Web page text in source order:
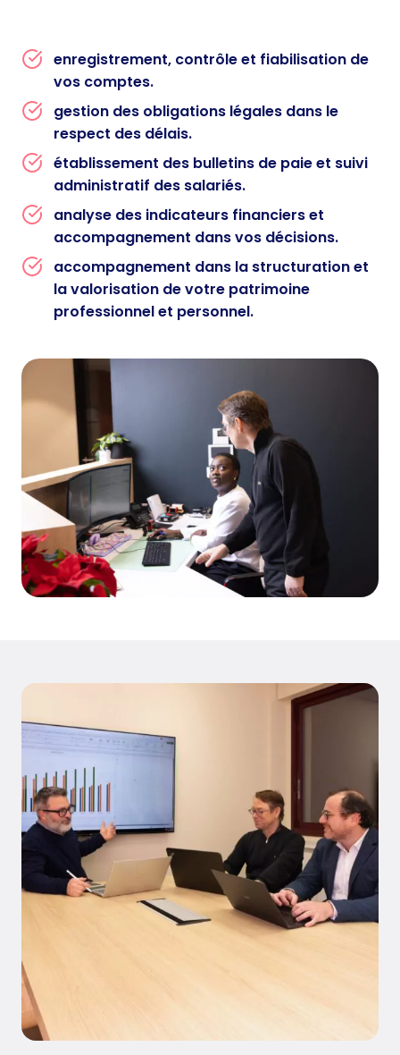
enregistrement, contrôle et fiabilisation de
vos comptes.
gestion des obligations légales dans le
respect des délais.
établissement des bulletins de paie et suivi
administratif des salariés.
analyse des indicateurs financiers et
accompagnement dans vos décisions.
accompagnement dans la structuration et
la valorisation de votre patrimoine
professionnel et personnel.